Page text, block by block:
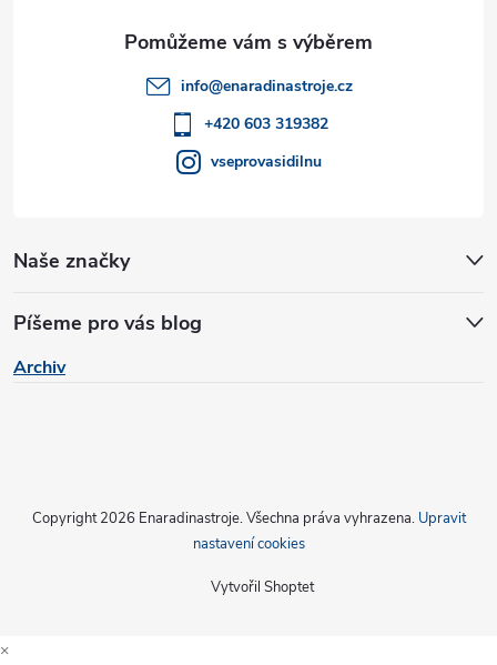
u
Naše značky
Píšeme pro vás blog
Archiv
info@enaradinastroje.cz
+420 603 319382
vseprovasidilnu
Vytvořil Shoptet
Copyright 2026 Enaradinastroje. Všechna práva vyhrazena. Upravit
nastavení cookies
×